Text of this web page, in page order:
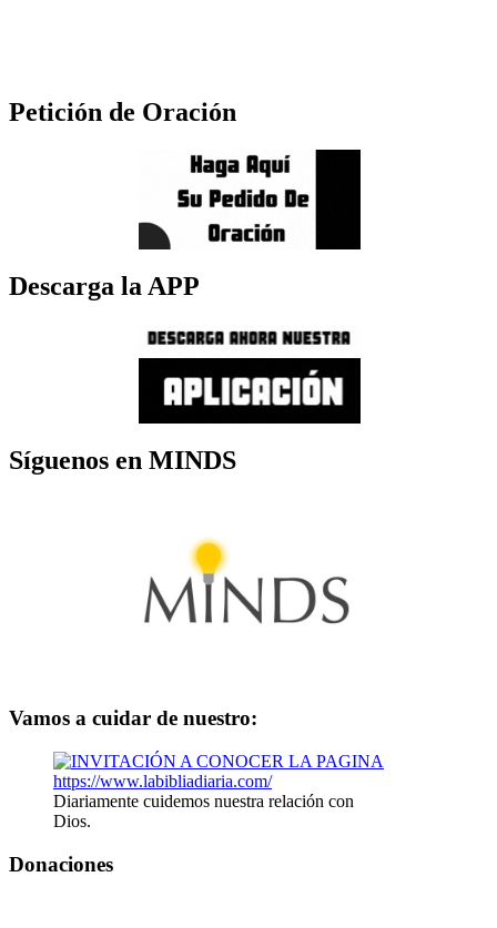
Petición de Oración
Descarga la APP
Síguenos en MINDS
Vamos a cuidar de nuestro:
Diariamente cuidemos nuestra relación con
Dios.
Donaciones